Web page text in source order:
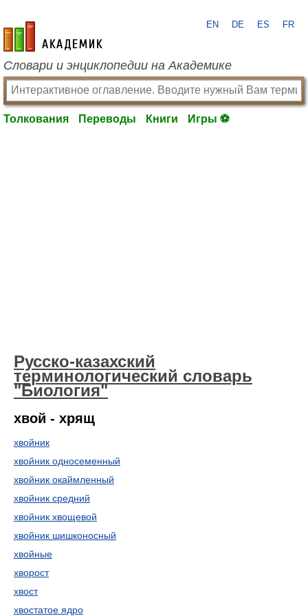
academic.ru
EN DE ES FR
Словари и энциклопедии на Академике
Толкования Переводы Книги Игры ⚽
Русско-казахский
терминологический словарь
"Биология"
хвой - хрящ
хвойник
хвойник односеменный
хвойник окаймленный
хвойник средний
хвойник хвощевой
хвойник шишконосный
хвойные
хворост
хвост
хвостатое ядро